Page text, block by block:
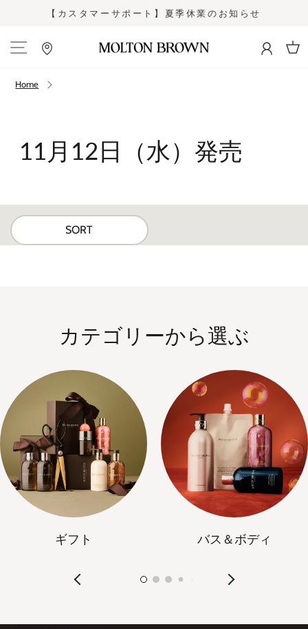
slideshow
【カスタマーサポート】夏季休業のお知らせ
Site navigation
Home
11月12日（水）発売
SORT
カテゴリーから選ぶ
ギフト バス＆ボディ